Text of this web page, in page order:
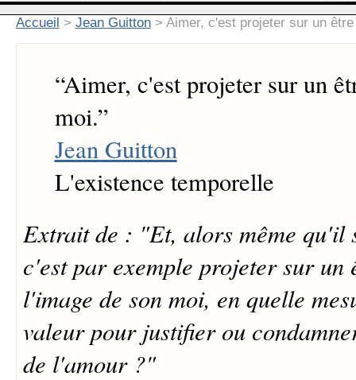
Accueil > Jean Guitton > Aimer, c'est projeter sur un
“Aimer, c'est projeter sur un
moi.”
Jean Guitton
L'existence temporelle
Extrait de : "Et, alors même qu'il
c'est par exemple projeter sur un
l'image de son moi, en quelle
valeur pour justifier ou
de l'amour ?"